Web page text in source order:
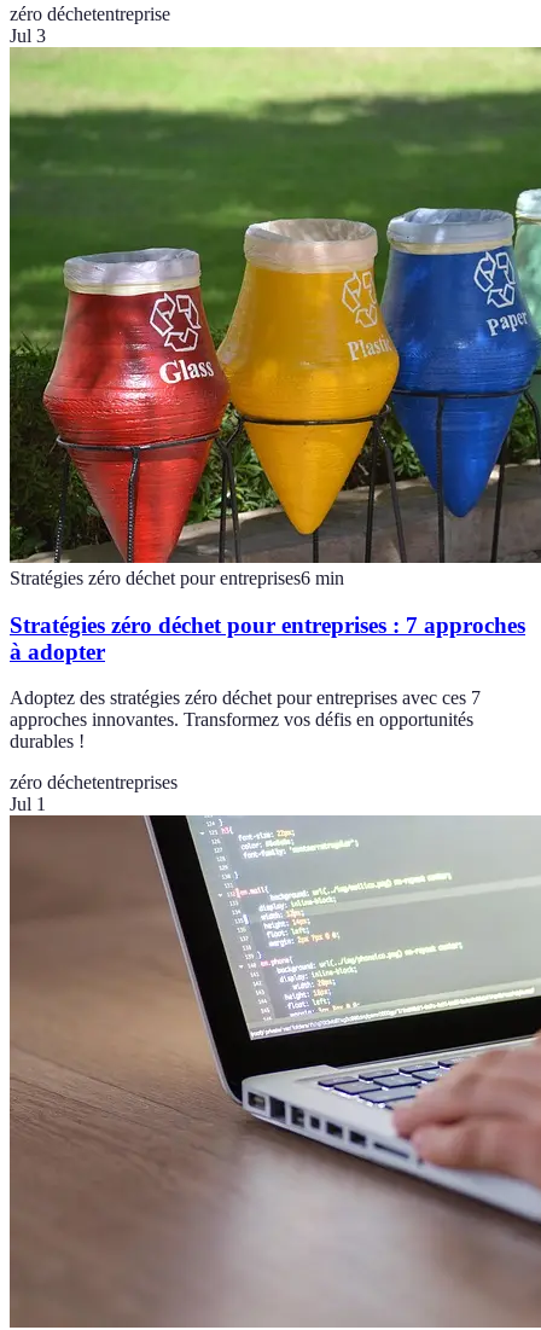
zéro déchetentreprise
Jul 3
Stratégies zéro déchet pour entreprises6 min
Stratégies zéro déchet pour entreprises : 7 approches
à adopter
Adoptez des stratégies zéro déchet pour entreprises avec ces 7
approches innovantes. Transformez vos défis en opportunités
durables !
zéro déchetentreprises
Jul 1